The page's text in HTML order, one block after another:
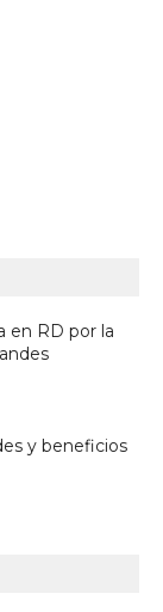
en RD por la
y beneficios